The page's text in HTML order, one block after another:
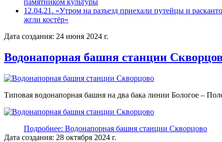
памятником культуры
12.04.21. «Утром на разъезд приехали путейцы и
жгли костёр»
Дата создания: 24 июня 2024 г.
Водонапорная башня станции
Типовая водонапорная башня на два бака линии Бологое –
Подробнее: Водонапорная башня станции Скворцово
Дата создания: 28 октября 2024 г.